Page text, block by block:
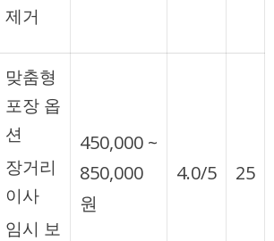
제거
맞춤형
포장 옵
션
장거리
이사
임시 보
450,000 ~
850,000
원
4.0/5 25